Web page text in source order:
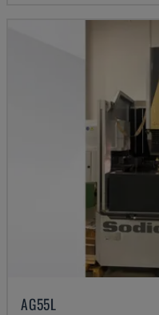
AG55L